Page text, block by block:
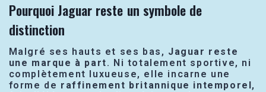
Pourquoi Jaguar reste un symbole de
distinction
Malgré ses hauts et ses bas, Jaguar reste
une marque à part. Ni totalement sportive, ni
complètement luxueuse, elle incarne une
forme de raffinement britannique intemporel ,